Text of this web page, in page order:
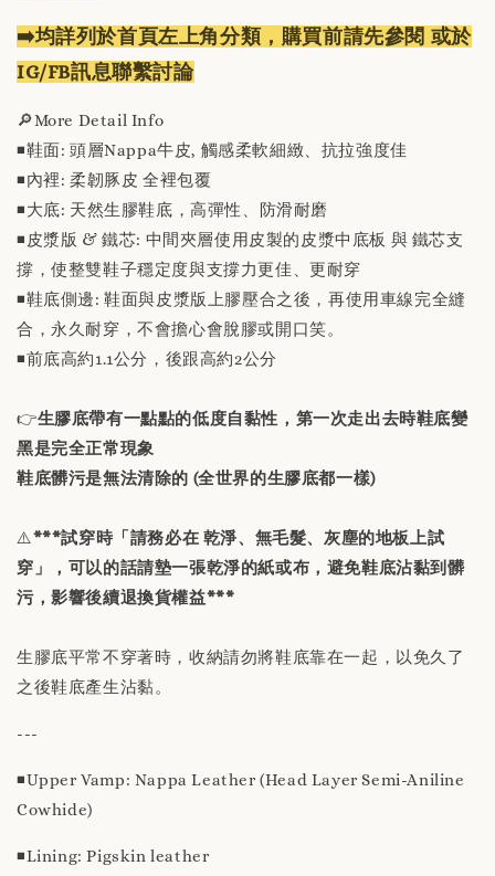
➡️均詳列於首頁左上角分類，購買前請先參閱 或於
IG/FB訊息聯繫討論
🔎More Detail Info
◾️鞋面: 頭層Nappa牛皮, 觸感柔軟細緻、抗拉強度佳
◾️內裡: 柔韌豚皮 全裡包覆
◾️大底: 天然生膠鞋底，高彈性、防滑耐磨
◾️皮漿版 & 鐵芯: 中間夾層使用皮製的皮漿中底板 與 鐵芯支
撐，使整雙鞋子穩定度與支撐力更佳、更耐穿
◾️鞋底側邊: 鞋面與皮漿版上膠壓合之後，再使用車線完全縫
合，永久耐穿，不會擔心會脫膠或開口笑。
◾️前底高約1.1公分，後跟高約2公分
👉生膠底帶有一點點的低度自黏性，第一次走出去時鞋底變
黑是完全正常現象
鞋底髒污是無法清除的 (全世界的生膠底都一樣)
⚠️***試穿時「請務必在 乾淨、無毛髮、灰塵的地板上試
穿」，可以的話請墊一張乾淨的紙或布，避免鞋底沾黏到髒
污，影響後續退換貨權益***
生膠底平常不穿著時，收納請勿將鞋底靠在一起，以免久了
之後鞋底產生沾黏。
---
◾️Upper Vamp: Nappa Leather (Head Layer Semi-Aniline
Cowhide)
◾️Lining: Pigskin leather